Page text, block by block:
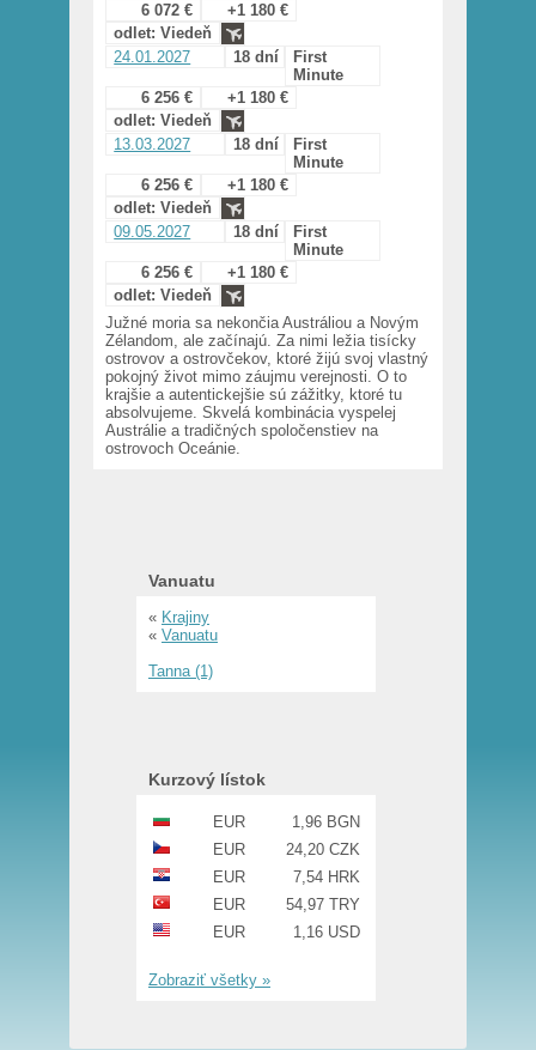
6 072 €
+1 180 €
odlet: Viedeň
24.01.2027
18 dní
First
Minute
6 256 €
+1 180 €
odlet: Viedeň
13.03.2027
18 dní
First
Minute
6 256 €
+1 180 €
odlet: Viedeň
09.05.2027
18 dní
First
Minute
6 256 €
+1 180 €
odlet: Viedeň
Južné moria sa nekončia Austráliou a Novým
Zélandom, ale začínajú. Za nimi ležia tisícky
ostrovov a ostrovčekov, ktoré žijú svoj vlastný
pokojný život mimo záujmu verejnosti. O to
krajšie a autentickejšie sú zážitky, ktoré tu
absolvujeme. Skvelá kombinácia vyspelej
Austrálie a tradičných spoločenstiev na
ostrovoch Oceánie.
Vanuatu
« Krajiny
« Vanuatu
Tanna (1)
Kurzový lístok
EUR
1,96 BGN
EUR
24,20 CZK
EUR
7,54 HRK
EUR
54,97 TRY
EUR
1,16 USD
Zobraziť všetky »